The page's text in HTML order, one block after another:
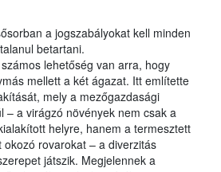
a jogszabályokat kell minden
betartani.
lehetőség van arra, hogy
mellett a két ágazat. Itt említette
mely a mezőgazdasági
– a virágzó növények nem csak a
helyre, hanem a termesztett
rovarokat – a diverzitás
játszik. Megjelennek a